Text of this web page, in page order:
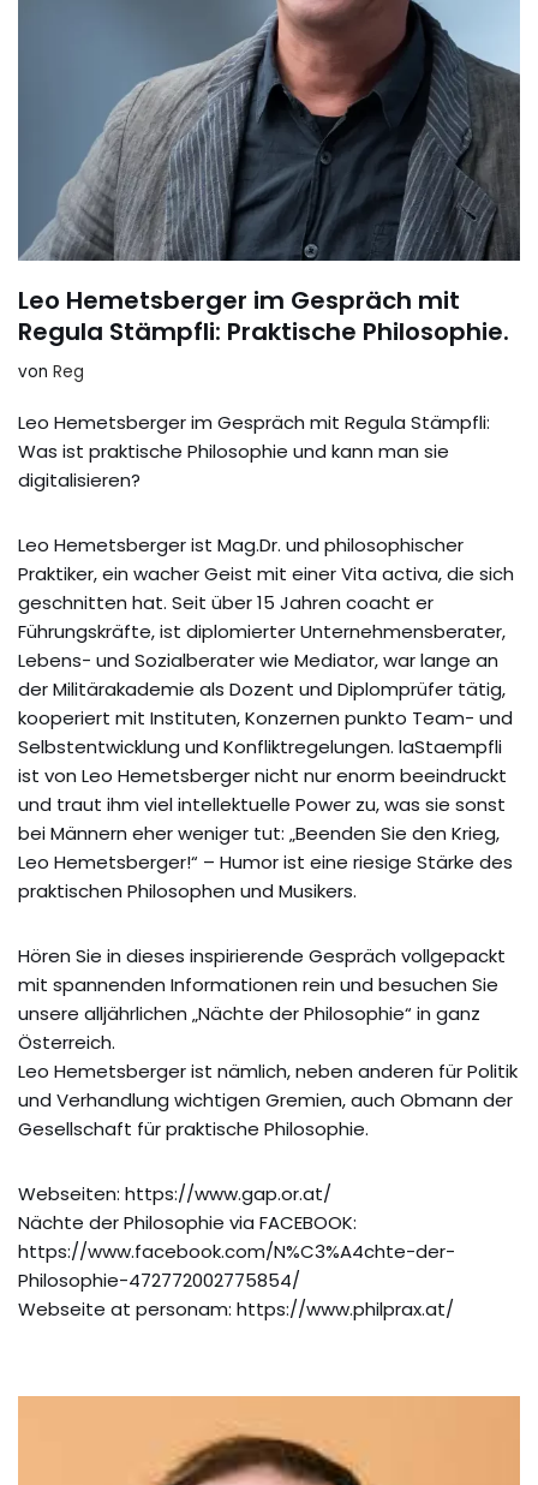
Leo Hemetsberger im Gespräch mit
Regula Stämpfli: Praktische Philosophie.
von Reg
Leo Hemetsberger im Gespräch mit Regula Stämpfli:
Was ist praktische Philosophie und kann man sie
digitalisieren?
Leo Hemetsberger ist Mag.Dr. und philosophischer
Praktiker, ein wacher Geist mit einer Vita activa, die sich
geschnitten hat. Seit über 15 Jahren coacht er
Führungskräfte, ist diplomierter Unternehmensberater,
Lebens- und Sozialberater wie Mediator, war lange an
der Militärakademie als Dozent und Diplomprüfer tätig,
kooperiert mit Instituten, Konzernen punkto Team- und
Selbstentwicklung und Konfliktregelungen. laStaempfli
ist von Leo Hemetsberger nicht nur enorm beeindruckt
und traut ihm viel intellektuelle Power zu, was sie sonst
bei Männern eher weniger tut: „Beenden Sie den Krieg,
Leo Hemetsberger!“ – Humor ist eine riesige Stärke des
praktischen Philosophen und Musikers.
Hören Sie in dieses inspirierende Gespräch vollgepackt
mit spannenden Informationen rein und besuchen Sie
unsere alljährlichen „Nächte der Philosophie“ in ganz
Österreich.
Leo Hemetsberger ist nämlich, neben anderen für Politik
und Verhandlung wichtigen Gremien, auch Obmann der
Gesellschaft für praktische Philosophie.
Webseiten: https://www.gap.or.at/
Nächte der Philosophie via FACEBOOK:
https://www.facebook.com/N%C3%A4chte-der-
Philosophie-472772002775854/
Webseite at personam: https://www.philprax.at/